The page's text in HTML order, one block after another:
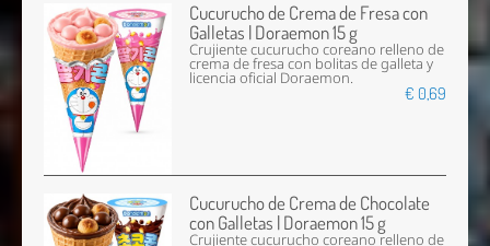
Cucurucho de Crema de Fresa con
Galletas | Doraemon 15 g
Crujiente cucurucho coreano relleno de
crema de fresa con bolitas de galleta y
licencia oficial Doraemon.
€ 0,69
Cucurucho de Crema de Chocolate
con Galletas | Doraemon 15 g
Crujiente cucurucho coreano relleno de